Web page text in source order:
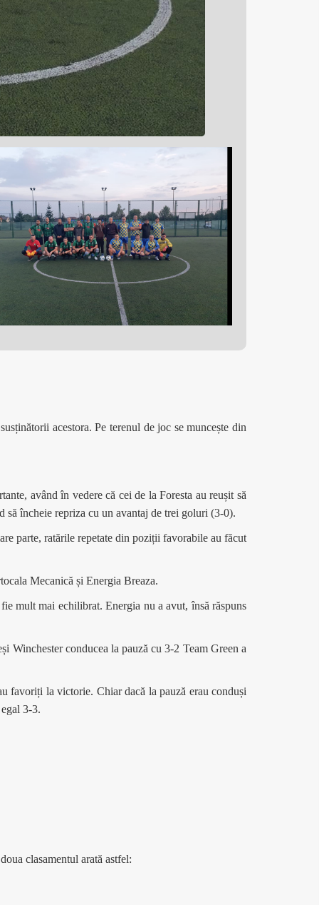
acestora. Pe terenul de joc se muncește din
având în vedere că cei de la Foresta au reușit să
să încheie repriza cu un avantaj de trei goluri (3-0).
parte, ratările repetate din poziții favorabile au făcut
Mecanică și Energia Breaza.
mult mai echilibrat. Energia nu a avut, însă răspuns
Winchester conducea la pauză cu 3-2 Team Green a
favoriți la victorie. Chiar dacă la pauză erau conduși
3-3.
clasamentul arată astfel: